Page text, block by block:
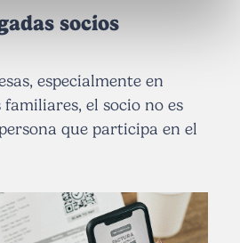
socios
especialmente en
familiares, el socio no es
que participa en el